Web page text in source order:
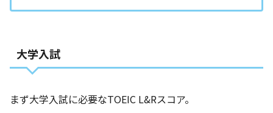
大学入試
まず大学入試に必要なTOEIC L&Rスコア。